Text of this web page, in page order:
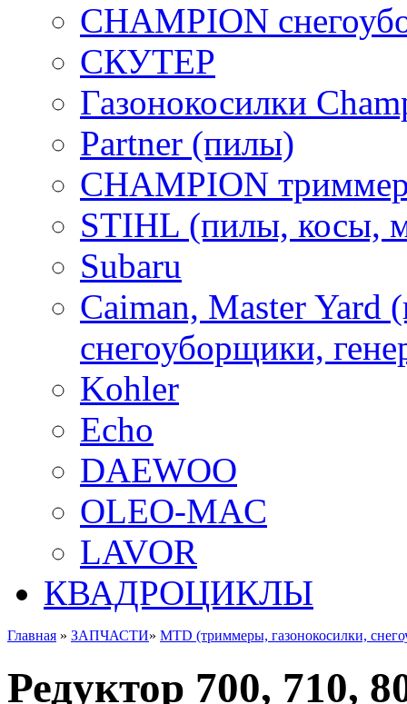
CHAMPION
СКУТЕР
Газонокосилки
Partner (пилы)
CHAMPION
STIHL (пилы, косы,
Subaru
Caiman, Master Yard
снегоуборщики,
Kohler
Echo
DAEWOO
OLEO-MAC
LAVOR
КВАДРОЦИКЛЫ
Главная » ЗАПЧАСТИ» MTD (триммеры, газонокосилки,
Редуктор 700, 710,